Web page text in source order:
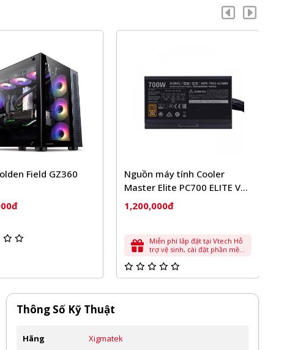
Nguồn máy tính Cooler
700W
1,200,000đ
Thùng máy Case Xigmatek
Osiris Pro 4FX E-ATX | Kèm
4 fan ARGB
1,150,000đ
Thông Số Kỹ Thuật
Hãng Xigmatek